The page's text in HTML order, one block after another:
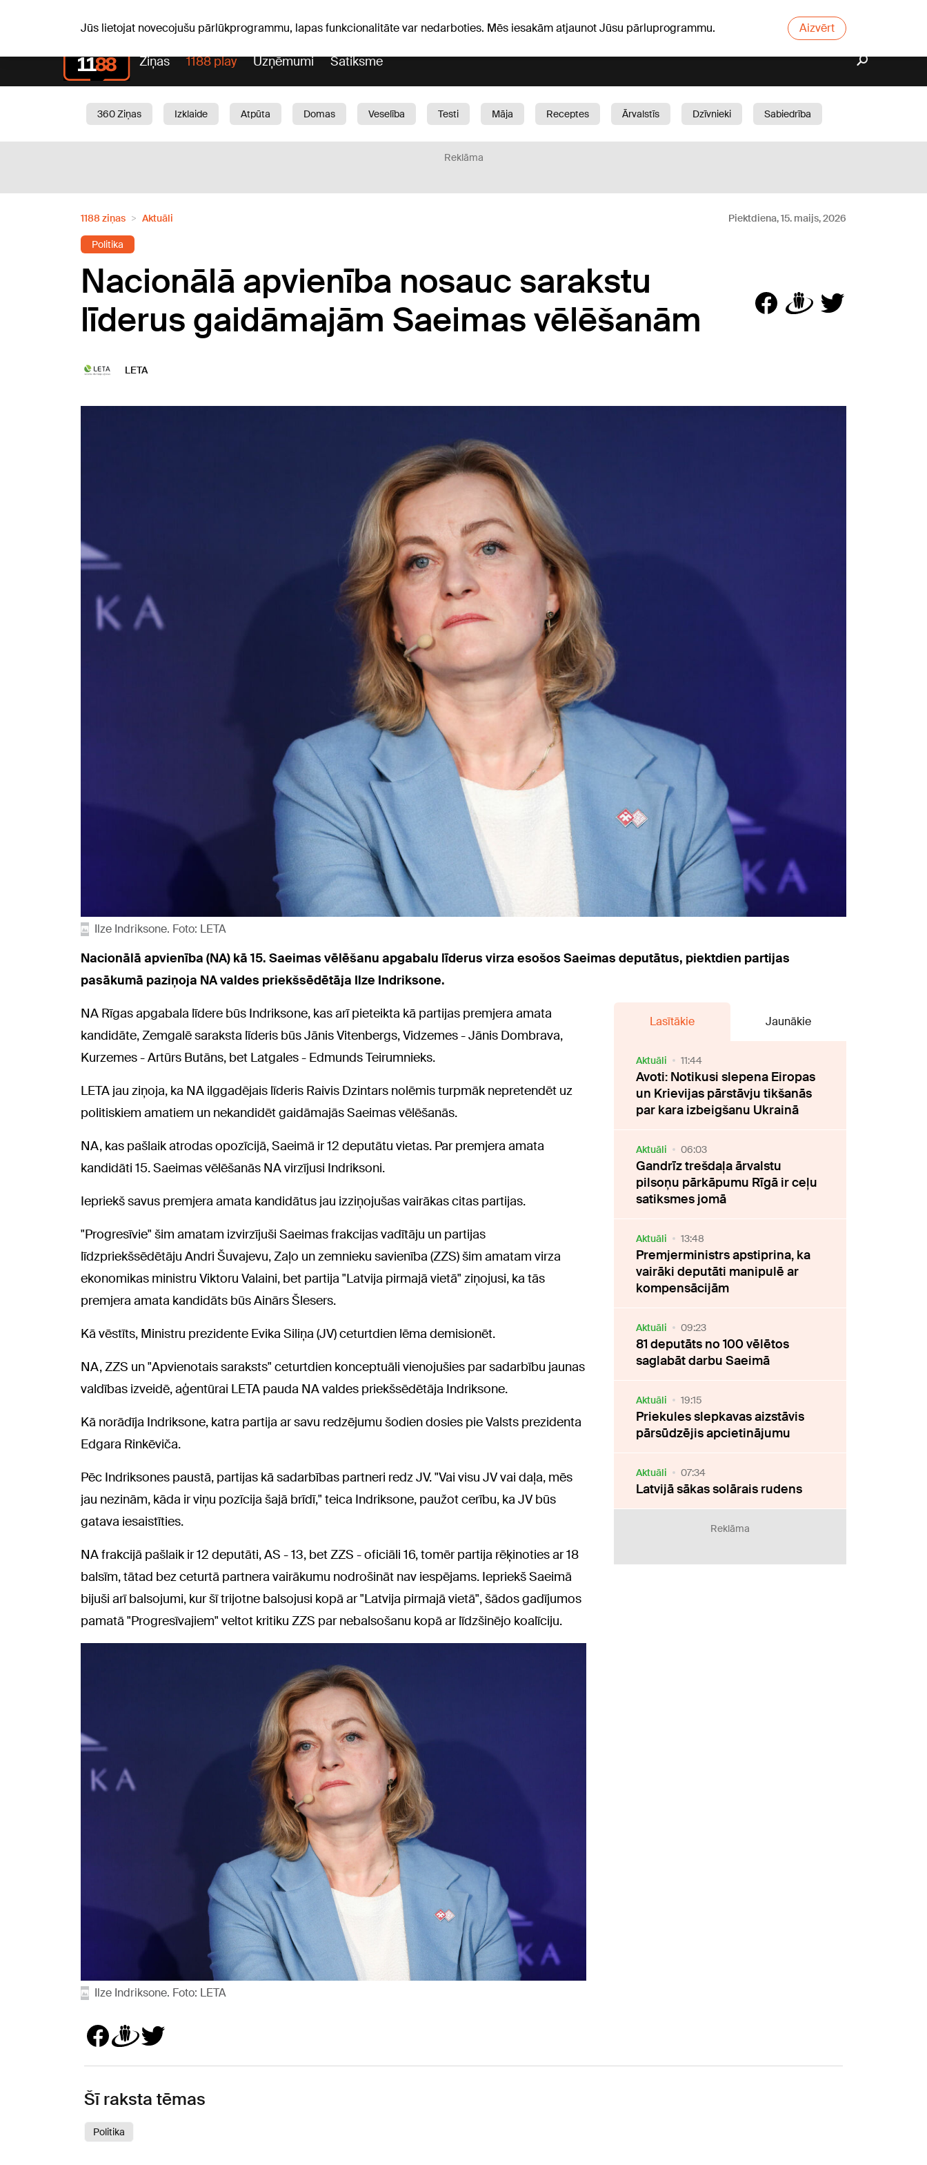
Jūs lietojat novecojušu pārlūkprogrammu, lapas funkcionalitāte var nedarboties. Mēs iesakām atjaunot Jūsu pārluprogrammu. Aizvērt
Ziņas 1188 play Uzņēmumi Satiksme
360 Ziņas Izklaide Atpūta Domas Veselība Testi Māja Receptes Ārvalstīs Dzīvnieki
Sabiedrība
Reklāma
1188 ziņas Aktuāli Piektdiena, 15. maijs, 2026
Politika
Nacionālā apvienība nosauc sarakstu
līderus gaidāmajām Saeimas vēlēšanām
LETA
Ilze Indriksone. Foto: LETA
Nacionālā apvienība (NA) kā 15. Saeimas vēlēšanu apgabalu līderus virza esošos Saeimas deputātus, piektdien partijas
pasākumā paziņoja NA valdes priekšsēdētāja Ilze Indriksone.
NA Rīgas apgabala līdere būs Indriksone, kas arī pieteikta kā partijas premjera amata
kandidāte, Zemgalē saraksta līderis būs Jānis Vitenbergs, Vidzemes - Jānis Dombrava,
Kurzemes - Artūrs Butāns, bet Latgales - Edmunds Teirumnieks.
LETA jau ziņoja, ka NA ilggadējais līderis Raivis Dzintars nolēmis turpmāk nepretendēt uz
politiskiem amatiem un nekandidēt gaidāmajās Saeimas vēlēšanās.
NA, kas pašlaik atrodas opozīcijā, Saeimā ir 12 deputātu vietas. Par premjera amata
kandidāti 15. Saeimas vēlēšanās NA virzījusi Indriksoni.
Iepriekš savus premjera amata kandidātus jau izziņojušas vairākas citas partijas.
"Progresīvie" šim amatam izvirzījuši Saeimas frakcijas vadītāju un partijas
līdzpriekšsēdētāju Andri Šuvajevu, Zaļo un zemnieku savienība (ZZS) šim amatam virza
ekonomikas ministru Viktoru Valaini, bet partija "Latvija pirmajā vietā" ziņojusi, ka tās
premjera amata kandidāts būs Ainārs Šlesers.
Kā vēstīts, Ministru prezidente Evika Siliņa (JV) ceturtdien lēma demisionēt.
NA, ZZS un "Apvienotais saraksts" ceturtdien konceptuāli vienojušies par sadarbību jaunas
valdības izveidē, aģentūrai LETA pauda NA valdes priekšsēdētāja Indriksone.
Kā norādīja Indriksone, katra partija ar savu redzējumu šodien dosies pie Valsts prezidenta
Edgara Rinkēviča.
Pēc Indriksones paustā, partijas kā sadarbības partneri redz JV. "Vai visu JV vai daļa, mēs
jau nezinām, kāda ir viņu pozīcija šajā brīdī," teica Indriksone, paužot cerību, ka JV būs
gatava iesaistīties.
NA frakcijā pašlaik ir 12 deputāti, AS - 13, bet ZZS - oficiāli 16, tomēr partija rēķinoties ar 18
balsīm, tātad bez ceturtā partnera vairākumu nodrošināt nav iespējams. Iepriekš Saeimā
bijuši arī balsojumi, kur šī trijotne balsojusi kopā ar "Latvija pirmajā vietā", šādos gadījumos
pamatā "Progresīvajiem" veltot kritiku ZZS par nebalsošanu kopā ar līdzšinējo koalīciju.
Ilze Indriksone. Foto: LETA
Lasītākie Jaunākie
Aktuāli 11:44
Avoti: Notikusi slepena Eiropas
un Krievijas pārstāvju tikšanās
par kara izbeigšanu Ukrainā
Aktuāli 06:03
Gandrīz trešdaļa ārvalstu
pilsoņu pārkāpumu Rīgā ir ceļu
satiksmes jomā
Aktuāli 13:48
Premjerministrs apstiprina, ka
vairāki deputāti manipulē ar
kompensācijām
Aktuāli 09:23
81 deputāts no 100 vēlētos
saglabāt darbu Saeimā
Aktuāli 19:15
Priekules slepkavas aizstāvis
pārsūdzējis apcietinājumu
Aktuāli 07:34
Latvijā sākas solārais rudens
Reklāma
Šī raksta tēmas
Politika